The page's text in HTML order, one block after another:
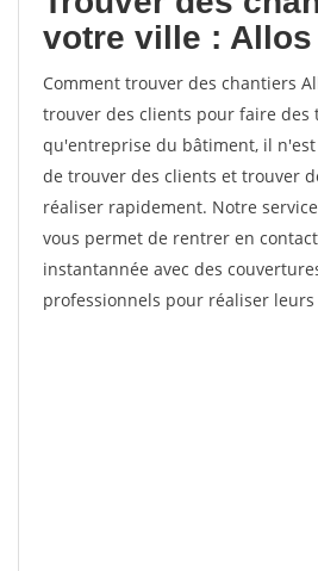
votre ville : Allos
Comment trouver des chantiers
trouver des clients pour faire des
qu'entreprise du bâtiment, il
de trouver des clients et trouver
réaliser rapidement. Notre
vous permet de rentrer en
instantannée avec des
professionnels pour réaliser